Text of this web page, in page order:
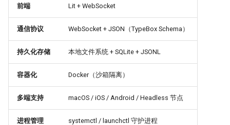
前端 Lit + WebSocket
通信协议 WebSocket + JSON（TypeBox Schema）
持久化存储 本地文件系统 + SQLite + JSONL
容器化 Docker（沙箱隔离）
多端支持 macOS / iOS / Android / Headless 节点
进程管理 systemctl / launchctl 守护进程